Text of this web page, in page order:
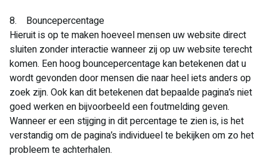
8. Bouncepercentage
Hieruit is op te maken hoeveel mensen uw website direct
sluiten zonder interactie wanneer zij op uw website terecht
komen. Een hoog bouncepercentage kan betekenen dat u
wordt gevonden door mensen die naar heel iets anders op
zoek zijn. Ook kan dit betekenen dat bepaalde pagina’s niet
goed werken en bijvoorbeeld een foutmelding geven.
Wanneer er een stijging in dit percentage te zien is, is het
verstandig om de pagina’s individueel te bekijken om zo het
probleem te achterhalen.